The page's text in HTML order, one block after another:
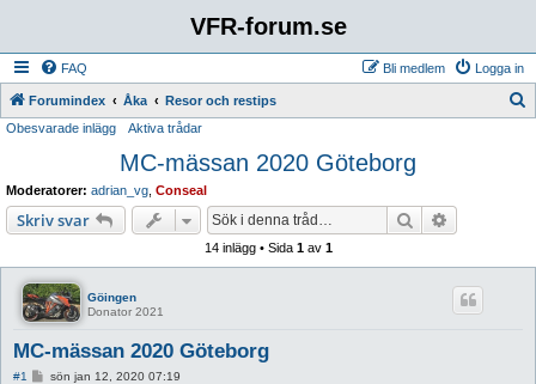
VFR-forum.se
FAQ Logga in
Bli medlem
Forumindex Åka Resor och restips
Obesvarade inlägg Aktiva trådar
MC-mässan 2020 Göteborg
Moderatorer: adrian_vg Conseal
Skriv svar Sök
14 inlägg • Sida 1av 1
Göingen
Donator 2021
MC-mässan 2020 Göteborg
#1 sön jan 12, 2020 07:19